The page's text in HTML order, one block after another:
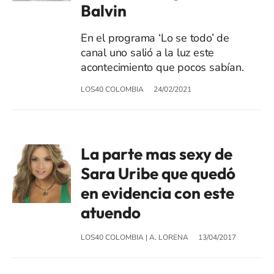
Balvin
En el programa ‘Lo se todo’ de
canal uno salió a la luz este
acontecimiento que pocos sabían.
LOS40 COLOMBIA 24/02/2021
La parte mas sexy de
Sara Uribe que quedó
en evidencia con este
atuendo
LOS40 COLOMBIA | A. LORENA 13/04/2017